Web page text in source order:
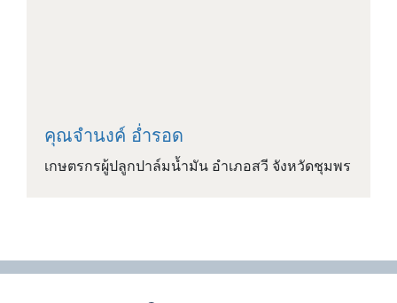
คุณจำนงค์ อ่ำรอด
เกษตรกรผู้ปลูกปาล์มน้ำมัน อำเภอสวี จังหวัดชุมพร